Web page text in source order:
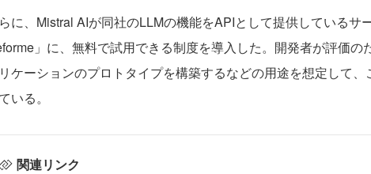
に、Mistral AIが同社のLLMの機能をAPIとして提供しているサ
」に、無料で試用できる制度を導入した。開発者が評価の
ケーションのプロトタイプを構築するなどの用途を想定して、
いる。
関連リンク